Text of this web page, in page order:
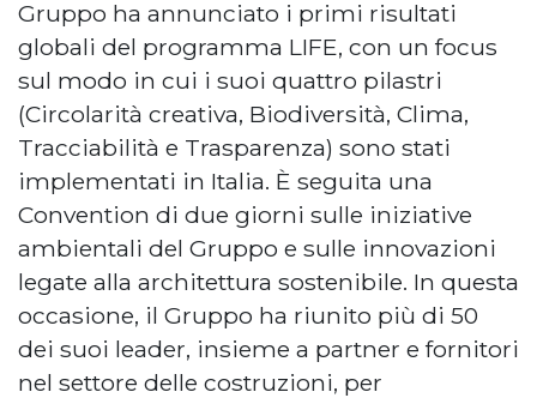
Gruppo ha annunciato i primi risultati
globali del programma LIFE, con un focus
sul modo in cui i suoi quattro pilastri
(Circolarità creativa, Biodiversità, Clima,
Tracciabilità e Trasparenza) sono stati
implementati in Italia. È seguita una
Convention di due giorni sulle iniziative
ambientali del Gruppo e sulle innovazioni
legate alla architettura sostenibile. In questa
occasione, il Gruppo ha riunito più di 50
dei suoi leader, insieme a partner e fornitori
nel settore delle costruzioni, per